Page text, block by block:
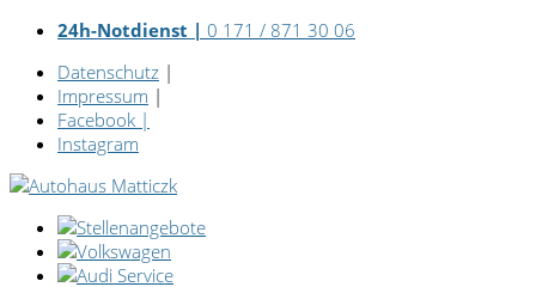
24h-Notdienst | 0 171 / 871 30 06
Datenschutz |
Impressum |
Facebook |
Instagram